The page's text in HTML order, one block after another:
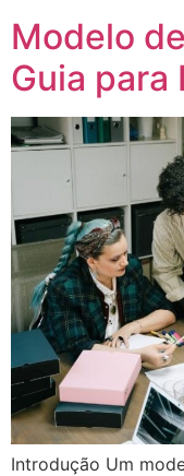
Modelo
Guia para
Introdução Um